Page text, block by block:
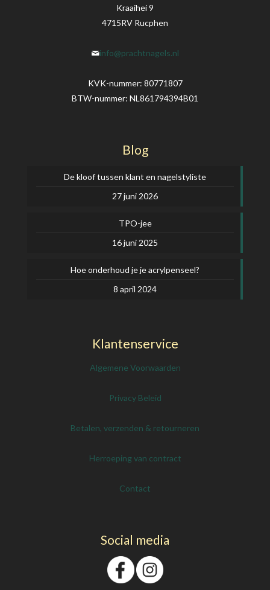
Kraaihei 9
4715RV Rucphen
info@prachtnagels.nl
KVK-nummer: 80771807
BTW-nummer: NL861794394B01
Blog
De kloof tussen klant en nagelstyliste
27 juni 2026
TPO-jee
16 juni 2025
Hoe onderhoud je je acrylpenseel?
8 april 2024
Klantenservice
Algemene Voorwaarden
Privacy Beleid
Betalen, verzenden & retourneren
Herroeping van contract
Contact
Social media